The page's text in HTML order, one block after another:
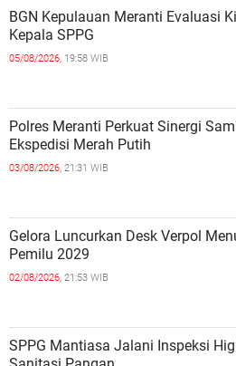
BGN Kepulauan Meranti Evaluasi
Kepala SPPG
05/08/2026, 19:58 WIB
Polres Meranti Perkuat Sinergi
Ekspedisi Merah Putih
03/08/2026, 21:31 WIB
Gelora Luncurkan Desk Verpol
Pemilu 2029
02/08/2026, 21:53 WIB
SPPG Mantiasa Jalani Inspeksi